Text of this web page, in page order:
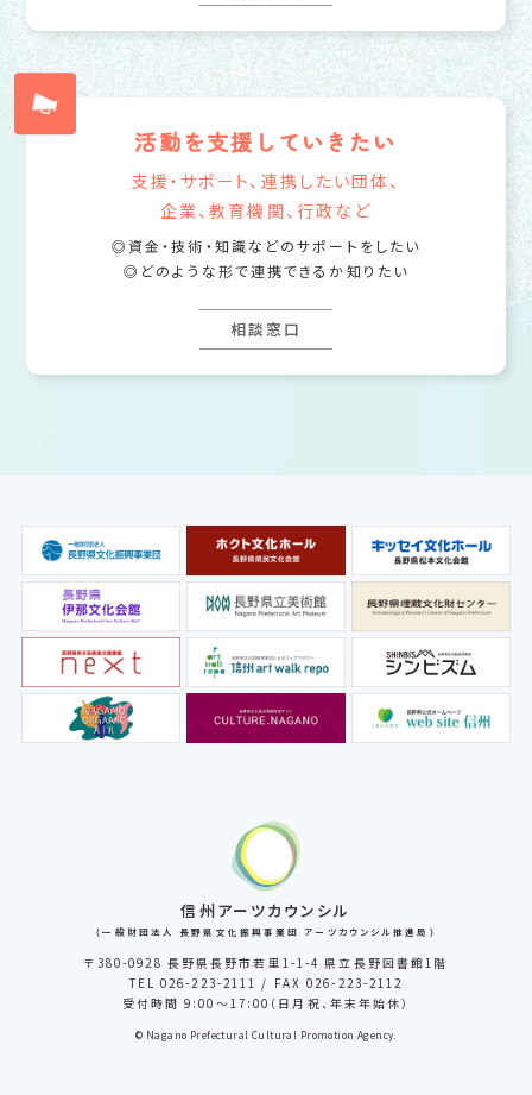
活動を支援していきたい
支援・サポート、連携したい団体、
企業、教育機関、行政など
資金・技術・知識などのサポートをしたい
どのような形で連携できるか知りたい
相談窓口
信州アーツカウンシル
（一般財団法人 長野県文化振興事業団 アーツカウンシル推進局）
〒380-0928 長野県長野市若里1-1-4 県立長野図書館1階
TEL 026-223-2111 / FAX 026-223-2112
受付時間 9:00～17:00（日月祝、年末年始休）
© Nagano Prefectural Cultural Promotion Agency.